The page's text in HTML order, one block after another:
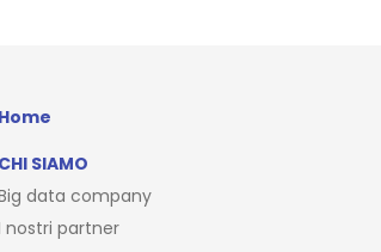
Home
CHI SIAMO
data company
nostri partner